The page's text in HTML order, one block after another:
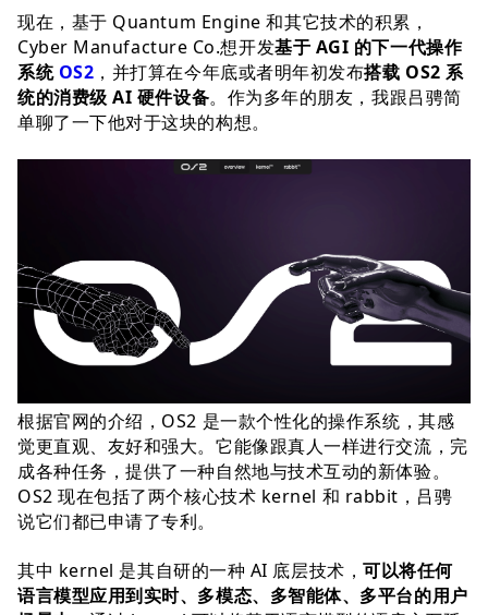
现在，基于 Quantum Engine 和其它技术的积累，
Cyber Manufacture Co.想开发基于 AGI 的下一代操作
系统 OS2 ，并打算在今年底或者明年初发布搭载 OS2 系
统的消费级 AI 硬件设备。作为多年的朋友，我跟吕骋简
单聊了一下他对于这块的构想。
根据官网的介绍，OS2 是一款个性化的操作系统，其感
觉更直观、友好和强大。它能像跟真人一样进行交流，完
成各种任务，提供了一种自然地与技术互动的新体验。
OS2 现在包括了两个核心技术 kernel 和 rabbit，吕骋
说它们都已申请了专利。
其中 kernel 是其自研的一种 AI 底层技术，可以将任何
语言模型应用到实时、多模态、多智能体、多平台的用户